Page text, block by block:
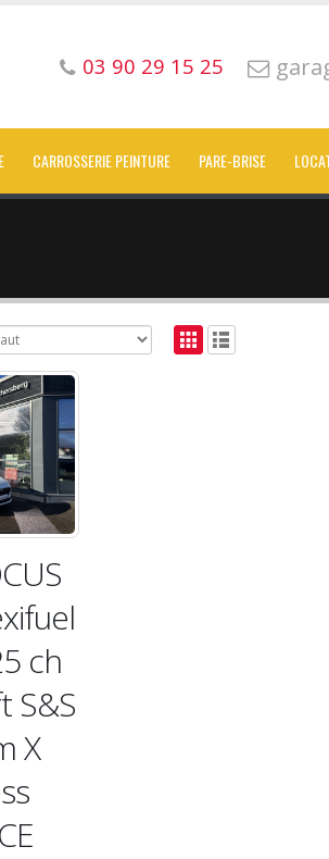
03 90 29 15 25
CARROSSERIE PEINTURE PARE-BRISE
ch
S&S
X